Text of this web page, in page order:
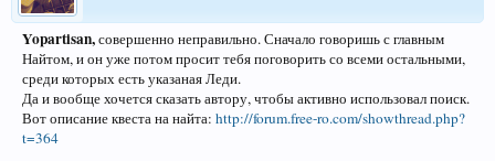
Yopartisan,совершенно неправильно. Сначало говоришь с главным
Найтом, и он уже потом просит тебя поговорить со всеми остальными,
среди которых есть указаная Леди.
Да и вообще хочется сказать автору, чтобы активно использовал поиск.
Вот описание квеста на найта: http://forum.free-ro.com/showthread.php?
t=364